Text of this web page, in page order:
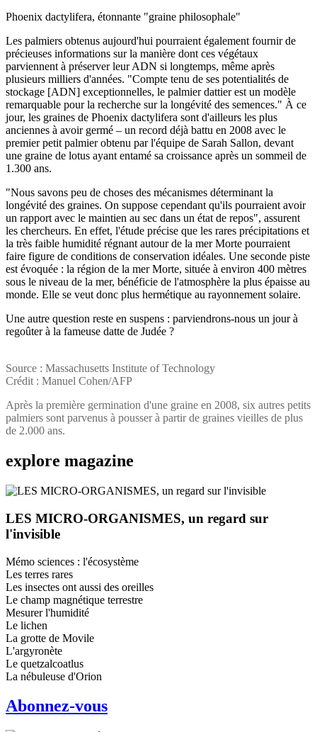
Phoenix dactylifera, étonnante "graine philosophale"
Les palmiers obtenus aujourd'hui pourraient également fournir de
précieuses informations sur la manière dont ces végétaux
parviennent à préserver leur ADN si longtemps, même après
plusieurs milliers d'années. "Compte tenu de ses potentialités de
stockage [ADN] exceptionnelles, le palmier dattier est un modèle
remarquable pour la recherche sur la longévité des semences." À ce
jour, les graines de Phoenix dactylifera sont d'ailleurs les plus
anciennes à avoir germé – un record déjà battu en 2008 avec le
premier petit palmier obtenu par l'équipe de Sarah Sallon, devant
une graine de lotus ayant entamé sa croissance après un sommeil de
1.300 ans.
"Nous savons peu de choses des mécanismes déterminant la
longévité des graines. On suppose cependant qu'ils pourraient avoir
un rapport avec le maintien au sec dans un état de repos", assurent
les chercheurs. En effet, l'étude précise que les rares précipitations et
la très faible humidité régnant autour de la mer Morte pourraient
faire figure de conditions de conservation idéales. Une seconde piste
est évoquée : la région de la mer Morte, située à environ 400 mètres
sous le niveau de la mer, bénéficie de l'atmosphère la plus épaisse au
monde. Elle se veut donc plus hermétique au rayonnement solaire.
Une autre question reste en suspens : parviendrons-nous un jour à
regoûter à la fameuse datte de Judée ?
Source : Massachusetts Institute of Technology
Crédit : Manuel Cohen/AFP
Après la première germination d'une graine en 2008, six autres petits
palmiers sont parvenus à pousser à partir de graines vieilles de plus
de 2.000 ans.
explore magazine
LES MICRO-ORGANISMES, un regard sur
l'invisible
Mémo sciences : l'écosystème
Les terres rares
Les insectes ont aussi des oreilles
Le champ magnétique terrestre
Mesurer l'humidité
Le lichen
La grotte de Movile
L'argyronète
Le quetzalcoatlus
La nébuleuse d'Orion
Abonnez-vous